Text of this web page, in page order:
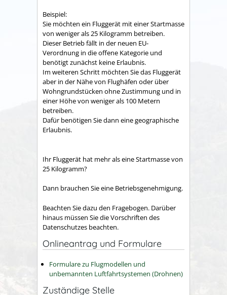
Beispiel:
Sie möchten ein Fluggerät mit einer Startmasse
von weniger als 25 Kilogramm betreiben.
Dieser Betrieb fällt in der neuen EU-
Verordnung in die offene Kategorie und
benötigt zunächst keine Erlaubnis.
Im weiteren Schritt möchten Sie das Fluggerät
aber in der Nähe von Flughäfen oder über
Wohngrundstücken ohne Zustimmung und in
einer Höhe von weniger als 100 Metern
betreiben.
Dafür benötigen Sie dann eine geographische
Erlaubnis.
Ihr Fluggerät hat mehr als eine Startmasse von
25 Kilogramm?
Dann brauchen Sie eine Betriebsgenehmigung.
Beachten Sie dazu den Fragebogen. Darüber
hinaus müssen Sie die Vorschriften des
Datenschutzes beachten.
Onlineantrag und Formulare
Formulare zu Flugmodellen und
unbemannten Luftfahrtsystemen (Drohnen)
Zuständige Stelle